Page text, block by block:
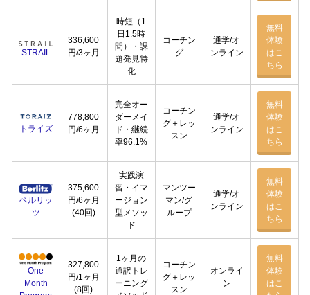
STRAIL
336,600
円/3ヶ月
時短（1
日1.5時
間）・課
題発見特
化
コーチン
グ
通学/オ
ンライン
無料
体験
はこ
ちら
トライズ
778,800
円/6ヶ月
完全オー
ダーメイ
ド・継続
率96.1%
コーチン
グ＋レッ
スン
通学/オ
ンライン
無料
体験
はこ
ちら
ベルリッ
ツ
375,600
円/6ヶ月
(40回)
実践演
習・イマ
ージョン
型メソッ
ド
マンツー
マン/グ
ループ
通学/オ
ンライン
無料
体験
はこ
ちら
One
Month
327,800
円/1ヶ月
(8回)
1ヶ月の
通訳トレ
ーニング
コーチン
グ＋レッ
スン
オンライ
ン
無料
体験
はこ